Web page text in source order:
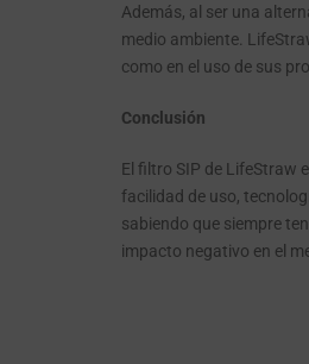
Además, al ser una
medio ambiente.
como en el uso de sus
Conclusión
El filtro SIP de LifeStraw
facilidad de uso,
sabiendo que siempre
impacto negativo en el